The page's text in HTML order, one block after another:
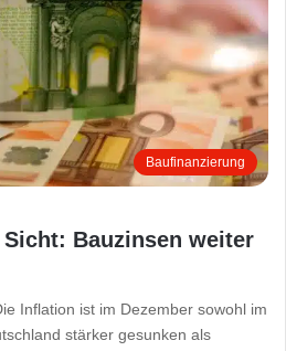
Baufinanzierung
Bauzinsen weiter
Inflation ist im Dezember sowohl im
stärker gesunken als